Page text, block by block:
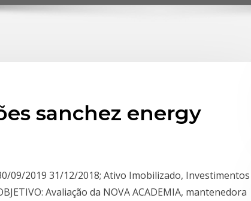
sanchez energy
09/2019 31/12/2018; Ativo Imobilizado, Investimentos
Avaliação da NOVA ACADEMIA, mantenedora